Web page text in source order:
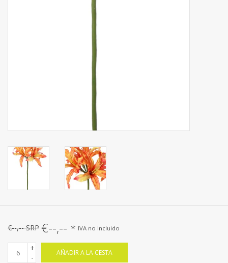
€--,-- SRP €--,-- * IVA no incluido
+
-
AÑADIR A LA CESTA